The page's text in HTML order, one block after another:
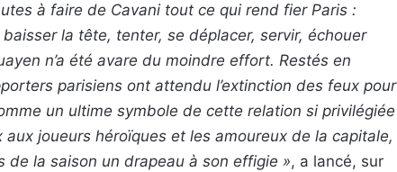
à faire de Cavani tout ce qui rend fier Paris :
la tête, tenter, se déplacer, servir, échouer
n’a été avare du moindre effort. Restés en
parisiens ont attendu l’extinction des feux pour
un ultime symbole de cette relation si privilégiée
joueurs héroïques et les amoureux de la capitale,
de la saison un drapeau à son effigie », a lancé, sur